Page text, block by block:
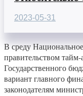
2023-05-31
В среду
правительством
Государственного
вариант главного
законодателям